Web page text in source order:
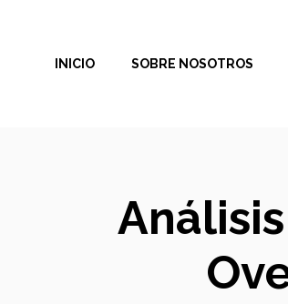
contenidoINICIO SOBRE NOSOTROS